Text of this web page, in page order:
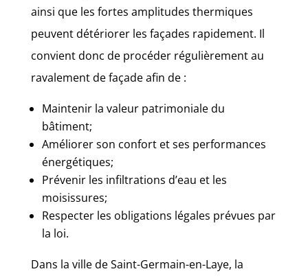
ainsi que les fortes amplitudes thermiques
peuvent détériorer les façades rapidement. Il
convient donc de procéder régulièrement au
ravalement de façade afin de :
Maintenir la valeur patrimoniale du
bâtiment;
Améliorer son confort et ses performances
énergétiques;
Prévenir les infiltrations d’eau et les
moisissures;
Respecter les obligations légales prévues par
la loi.
Dans la ville de Saint-Germain-en-Laye, la